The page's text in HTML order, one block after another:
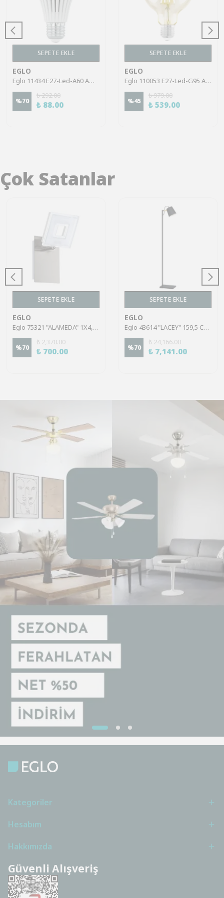
SEPETE EKLE
EGLO
Eglo 11434 E27-Led-A60 Ampul 1X7W Opal 3000K 470 Lümen
%70
₺ 292.00
₺ 88.00
SEPETE EKLE
EGLO
Eglo 110053 E27-Led-G95 Ampul 1X4W Amber 2200K 350 Lümen
%45
₺ 979.00
₺ 539.00
Çok Satanlar
SEPETE EKLE
EGLO
Eglo 75321 "ALAMEDA" 1X4,5W Çelik Nikel Mat Sıva Üstü Spot
%70
₺ 2,370.00
₺ 700.00
SEPETE EKLE
EGLO
Eglo 43614 "LACEY" 159,5 Cm Yüksekliğinde Çelik, Ahşap Köşe Lambası Lambader
%70
₺ 24,166.00
₺ 7,141.00
Kategoriler
Hesabım
Hakkımızda
Güvenli Alışveriş